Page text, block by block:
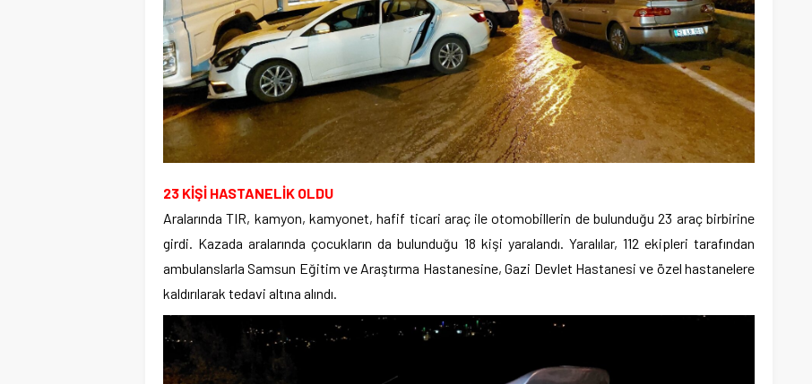
23 KİŞİ HASTANELİK OLDU
Aralarında TIR, kamyon, kamyonet, hafif ticari araç ile otomobillerin de bulunduğu 23 araç birbirine
girdi. Kazada aralarında çocukların da bulunduğu 18 kişi yaralandı. Yaralılar, 112 ekipleri tarafından
ambulanslarla Samsun Eğitim ve Araştırma Hastanesine, Gazi Devlet Hastanesi ve özel hastanelere
kaldırılarak tedavi altına alındı.